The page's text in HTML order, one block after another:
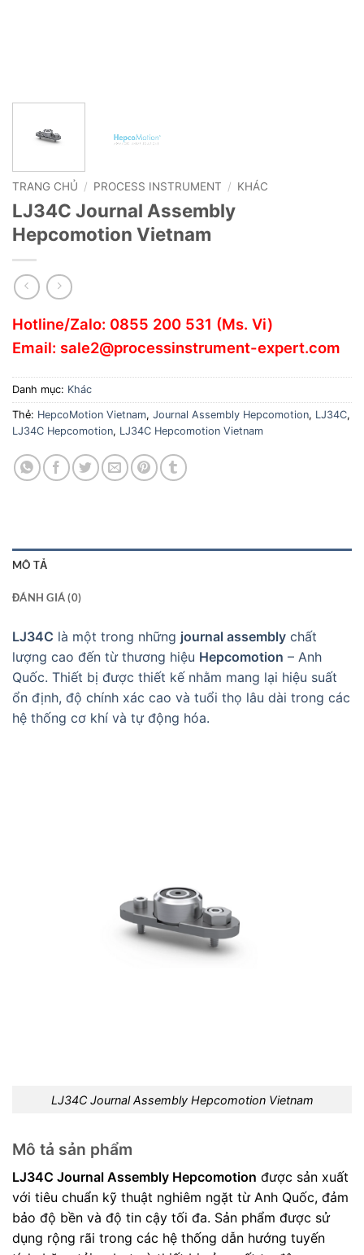
TRANG CHỦ / PROCESS INSTRUMENT / KHÁC
LJ34C Journal Assembly
Hepcomotion Vietnam
Hotline/Zalo: 0855 200 531 (Ms. Vi)
Email: sale2@processinstrument-expert.com
Danh mục: Khác
Thẻ: HepcoMotion Vietnam, Journal Assembly Hepcomotion, LJ34C,
LJ34C Hepcomotion, LJ34C Hepcomotion Vietnam
MÔ TẢ
ĐÁNH GIÁ (0)
LJ34C là một trong những journal assembly chất
lượng cao đến từ thương hiệu Hepcomotion – Anh
Quốc. Thiết bị được thiết kế nhằm mang lại hiệu suất
ổn định, độ chính xác cao và tuổi thọ lâu dài trong các
hệ thống cơ khí và tự động hóa.
LJ34C Journal Assembly Hepcomotion Vietnam
Mô tả sản phẩm
LJ34C Journal Assembly Hepcomotion được sản xuất
với tiêu chuẩn kỹ thuật nghiêm ngặt từ Anh Quốc, đảm
bảo độ bền và độ tin cậy tối đa. Sản phẩm được sử
dụng rộng rãi trong các hệ thống dẫn hướng tuyến